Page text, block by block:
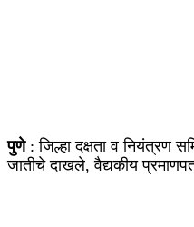
पुणे: जिल्हा दक्षता व नियंत्रण
जातीचे दाखले, वैद्यकीय